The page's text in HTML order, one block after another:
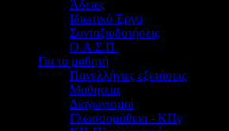
Άδειες
Ιδιωτικό Έργο
Συνταξιοδοτήσεις
Ο.Α.Σ.Π.
Για το μαθητή
Πανελλήνιες εξετάσεις
Μαθητεία
Διαγωνισμοί
Γλωσσομάθεια - ΚΠγ